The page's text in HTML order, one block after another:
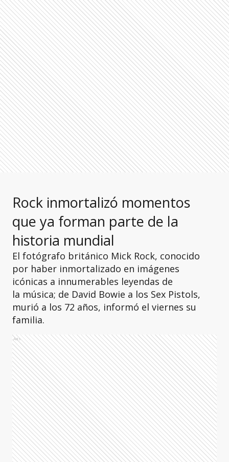
Rock inmortalizó momentos
que ya forman parte de la
historia mundial
El fotógrafo británico Mick Rock, conocido
por haber inmortalizado en imágenes
icónicas a innumerables leyendas de
la música; de David Bowie a los Sex Pistols,
murió a los 72 años, informó el viernes su
familia.
Ads